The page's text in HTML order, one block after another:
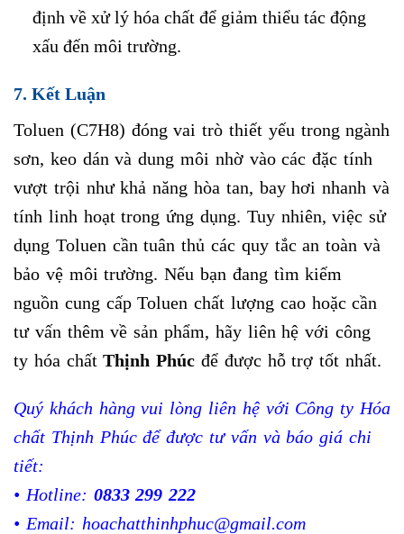
định về xử lý hóa chất để giảm thiểu tác động
xấu đến môi trường.
7. Kết Luận
Toluen (C7H8) đóng vai trò thiết yếu trong ngành
sơn, keo dán và dung môi nhờ vào các đặc tính
vượt trội như khả năng hòa tan, bay hơi nhanh và
tính linh hoạt trong ứng dụng. Tuy nhiên, việc sử
dụng Toluen cần tuân thủ các quy tắc an toàn và
bảo vệ môi trường. Nếu bạn đang tìm kiếm
nguồn cung cấp Toluen chất lượng cao hoặc cần
tư vấn thêm về sản phẩm, hãy liên hệ với công
ty hóa chấtThịnh Phúc để được hỗ trợ tốt nhất.
Quý khách hàng vui lòng liên hệ với Công ty Hóa
chất Thịnh Phúc để được tư vấn và báo giá chi
tiết:
• Hotline: 0833 299 222
• Email: hoachatthinhphuc@gmail.com